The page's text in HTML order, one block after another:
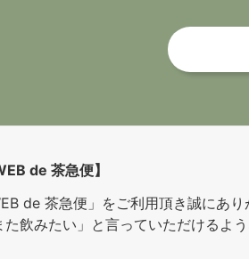
de 茶急便】
de 茶急便」をご利用頂き誠にあり
飲みたい」と言っていただけるよ